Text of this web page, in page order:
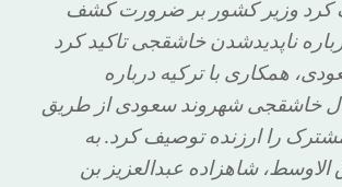
کرد وزیر کشور بر ضرورت کشف
ناپدیدشدن خاشقجی تاکید کرد
همکاری با ترکیه درباره
خاشقجی شهروند سعودی از طریق
را ارزنده توصیف کرد. به
شاهزاده عبدالعزیز بن